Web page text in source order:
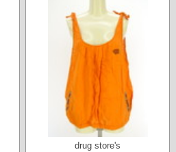
drug store's